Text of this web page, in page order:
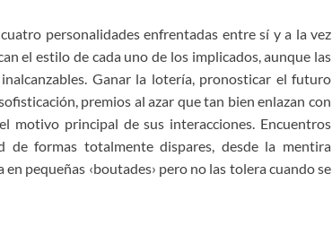
personalidades enfrentadas entre sí y a la vez
el estilo de cada uno de los implicados, aunque las
Ganar la lotería, pronosticar el futuro
premios al azar que tan bien enlazan con
motivo principal de sus interacciones. Encuentros
de formas totalmente dispares, desde la mentira
pequeñas ‹boutades› pero no las tolera cuando se